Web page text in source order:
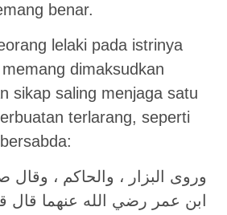
benar.
lelaki pada istrinya
dimaksudkan
sikap saling menjaga satu
terlarang, seperti
وروى البزار ، والحاكم ، وقال
ابن عمر رضي الله عنهما قال